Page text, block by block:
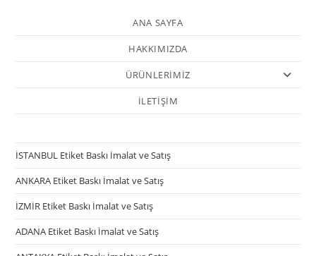
ANA SAYFA
HAKKIMIZDA
ÜRÜNLERİMİZ
İLETİŞİM
İSTANBUL Etiket Baskı İmalat ve Satış
ANKARA Etiket Baskı İmalat ve Satış
İZMİR Etiket Baskı İmalat ve Satış
ADANA Etiket Baskı İmalat ve Satış